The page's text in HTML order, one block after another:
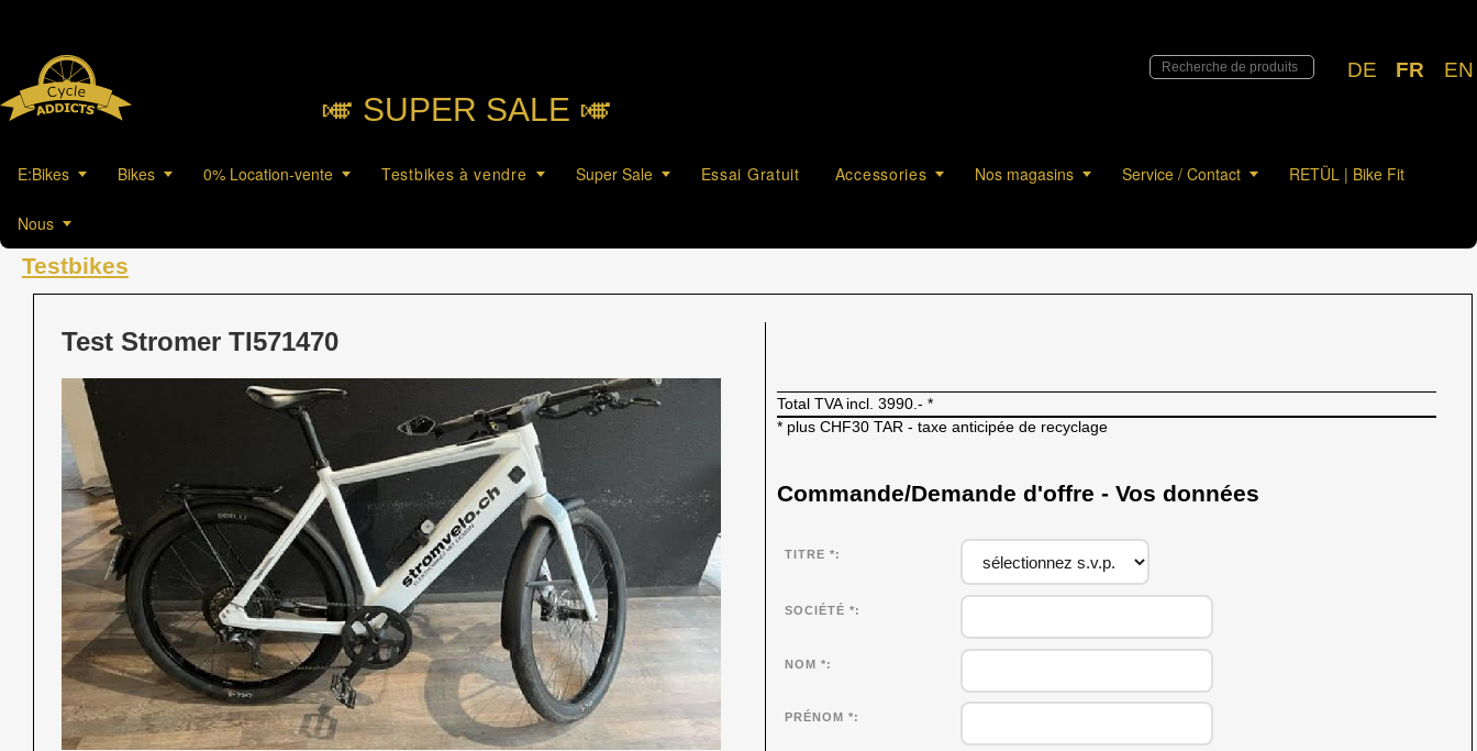
DE FR EN
🎺︎ SUPER SALE 🎺︎
E:Bikes Bikes 0% Location-vente Testbikes à vendre Super Sale Essai Gratuit Accessories Nos magasins Service / Contact RETÜL | Bike Fit
Nous
Testbikes
Test Stromer TI571470
Total TVA incl. 3990.- *
* plus CHF30 TAR - taxe anticipée de recyclage
Commande/Demande d'offre - Vos données
TITRE *
SOCIÉTÉ *
NOM *
PRÉNOM *